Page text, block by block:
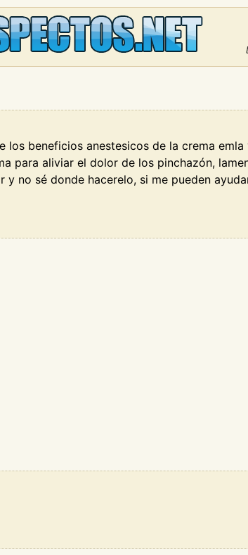
beneficios anestesicos de la crema
para aliviar el dolor de los pinchazón,
no sé donde hacerelo, si me pueden